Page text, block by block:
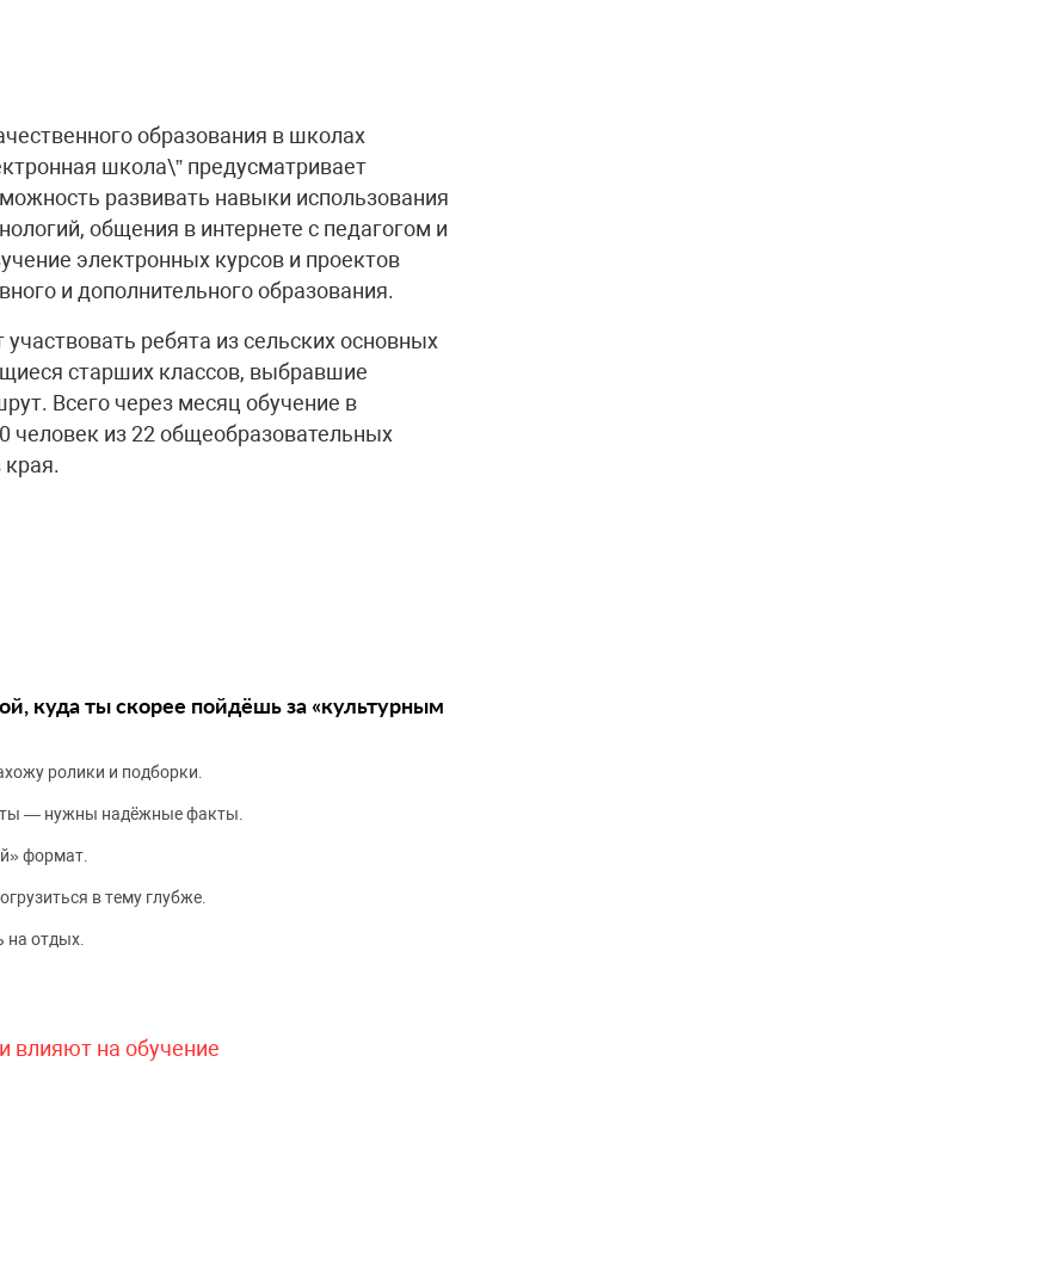
образования в школах
школа\” предусматривает
развивать навыки использования
общения в интернете с педагогом и
электронных курсов и проектов
и дополнительного образования.
ребята из сельских основных
старших классов, выбравшие
Всего через месяц обучение в
человек из 22 общеобразовательных
куда ты скорее пойдёшь за «культурным
ролики и подборки.
— нужны надёжные факты.
формат.
в тему глубже.
на отдых.
влияют на обучение